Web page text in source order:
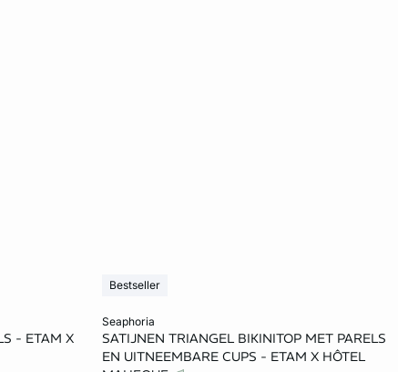
- ETAM X
seaphoria
SATIJNEN TRIANGEL BIKINITOP MET PARELS
EN UITNEEMBARE CUPS - ETAM X HÔTEL
Bestseller
34 36 38 40